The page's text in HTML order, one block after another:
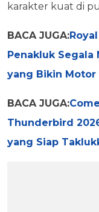
karakter kuat di
BACA JUGA:
Penakluk Segala
yang Bikin Motor
BACA JUGA:
Thunderbird
yang Siap